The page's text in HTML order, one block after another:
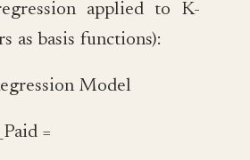
applied to K-
as basis functions):
Model
=